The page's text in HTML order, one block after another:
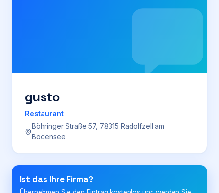
Preise
Für Firmen
Login
Firma eintragen
gusto
Restaurant
Böhringer Straße 57, 78315 Radolfzell am
Bodensee
Ist das Ihre Firma?